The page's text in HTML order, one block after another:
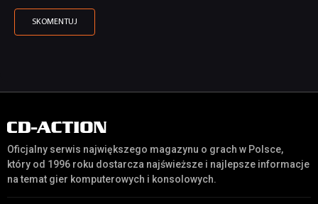
Oficjalny serwis największego magazynu o grach w Polsce,
który od 1996 roku dostarcza najświeższe i najlepsze informacje
na temat gier komputerowych i konsolowych.